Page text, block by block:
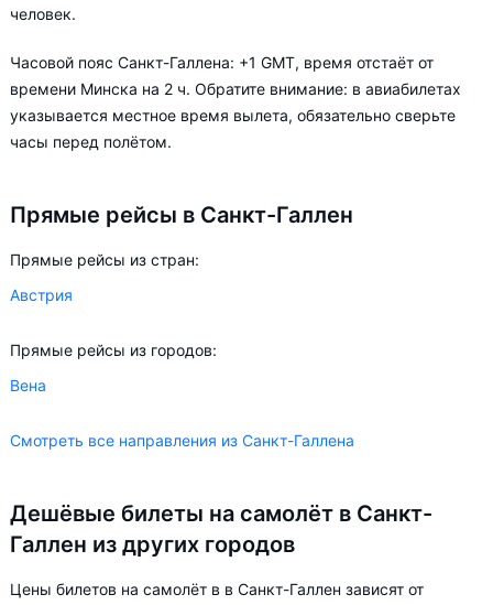
заранее, чтобы вы могли выбирать условия перелёта,
ориентируясь на свои пожелания и финансовые
возможности.
человек.
Часовой пояс Санкт-Галлена: +1 GMT, время отстаёт от
времени Минска на 2 ч. Обратите внимание: в авиабилетах
указывается местное время вылета, обязательно сверьте
часы перед полётом.
Прямые рейсы в Санкт-Галлен
Прямые рейсы из стран:
Австрия
Прямые рейсы из городов:
Вена
Смотреть все направления из Санкт-Галлена
Дешёвые билеты на самолёт в Санкт-
Галлен из других городов
Цены билетов на самолёт в в Санкт-Галлен зависят от